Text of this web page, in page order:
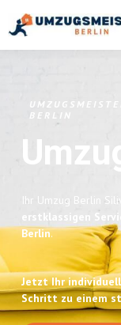
BERLIN
Ihr Umzug Berlin
erstklassigen
Berlin.
Jetzt Ihr
Schritt zu einem